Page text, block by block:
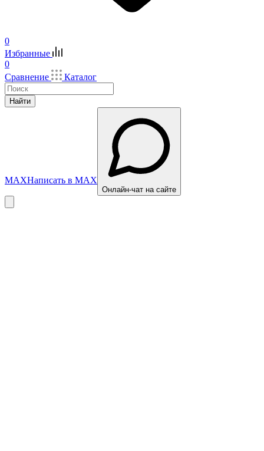
0
Избранные
0
Сравнение
Каталог
Найти
MAXНаписать в MAX
Онлайн-чат на сайте